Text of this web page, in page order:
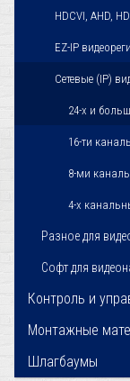
HDCVI, AHD,
EZ-IP
Сетевые (IP)
24-х и
16-ти
8-ми
4-х
Разное для
Софт для
Контроль и
Монтажные
Шлагбаумы